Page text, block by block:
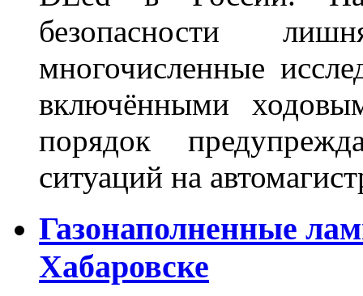
безопасности
многочисленные
включёнными
порядок
ситуаций на
Газонаполненные
Хабаровске